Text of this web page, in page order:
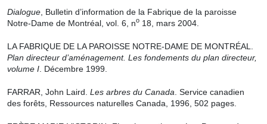
Dialogue , Bulletin d’information de la Fabrique de la paroisse
Notre-Dame de Montréal, vol. 6, no 18, mars 2004.
LA FABRIQUE DE LA PAROISSE NOTRE-DAME DE MONTRÉAL.
Plan directeur d’aménagement. Les fondements du plan directeur,
volume I . Décembre 1999.
FARRAR, John Laird. Les arbres du Canada . Service canadien
des forêts, Ressources naturelles Canada, 1996, 502 pages.